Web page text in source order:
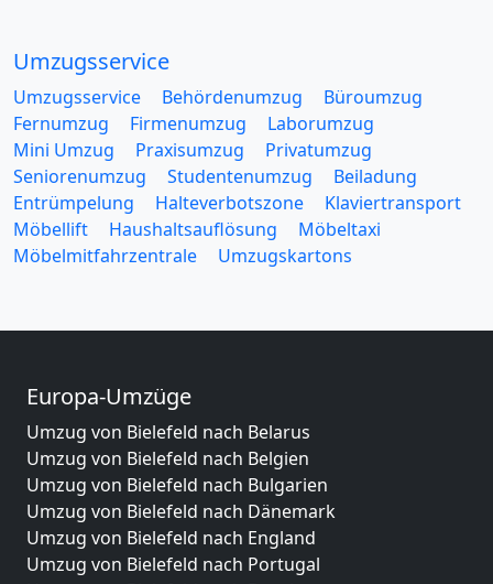
Umzugsservice
Umzugsservice Behördenumzug
Büroumzug
Fernumzug
Firmenumzug
Laborumzug
Mini Umzug
Praxisumzug
Privatumzug
Seniorenumzug
Studentenumzug
Beiladung
Entrümpelung
Halteverbotszone
Klaviertransport
Möbellift
Haushaltsauflösung
Möbeltaxi
Möbelmitfahrzentrale
Umzugskartons
Europa-Umzüge
Umzug von Bielefeld nach Belarus
Umzug von Bielefeld nach Belgien
Umzug von Bielefeld nach Bulgarien
Umzug von Bielefeld nach Dänemark
Umzug von Bielefeld nach England
Umzug von Bielefeld nach Portugal